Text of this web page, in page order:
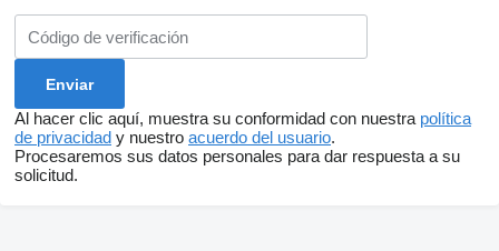
Al hacer clic aquí, muestra su conformidad con nuestra política
de privacidad y nuestro acuerdo del usuario.
Procesaremos sus datos personales para dar respuesta a su
solicitud.